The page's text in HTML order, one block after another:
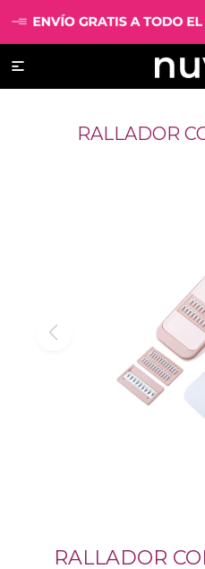

RALLADOR
RALLADOR